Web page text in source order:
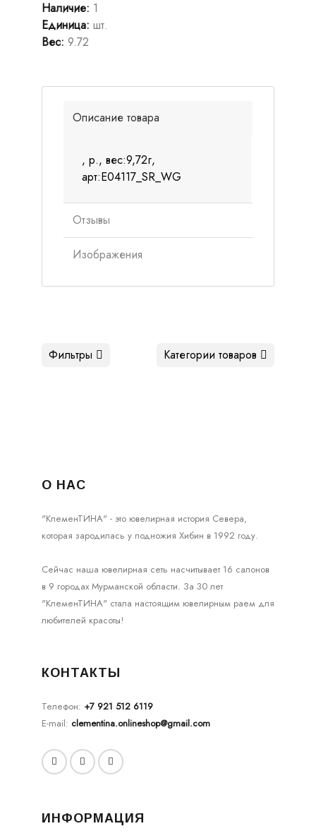
Наличие: 1
Единица: шт.
Вес: 9.72
Описание товара
, р., вес:9,72г,
арт:E04117_SR_WG
Отзывы
Изображения
Категории товаров
Фильтры
О НАС
"КлеменТИНА" - это ювелирная история Севера,
которая зародилась у подножия Хибин в 1992 году.
Сейчас наша ювелирная сеть насчитывает 16 салонов
в 9 городах Мурманской области. За 30 лет
"КлеменТИНА" стала настоящим ювелирным раем для
любителей красоты!
КОНТАКТЫ
Телефон: +7 921 512 6119
E-mail: clementina.onlineshop@gmail.com
ИНФОРМАЦИЯ